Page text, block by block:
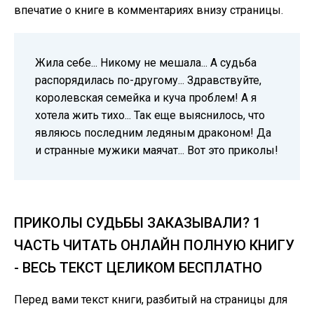
впечатие о книге в комментариях внизу страницы.
Жила себе... Никому не мешала... А судьба
распорядилась по-другому... Здравствуйте,
королевская семейка и куча проблем! А я
хотела жить тихо... Так еще выяснилось, что
являюсь последним ледяным драконом! Да
и странные мужики маячат... Вот это приколы!
ПРИКОЛЫ СУДЬБЫ ЗАКАЗЫВАЛИ? 1
ЧАСТЬ ЧИТАТЬ ОНЛАЙН ПОЛНУЮ КНИГУ
- ВЕСЬ ТЕКСТ ЦЕЛИКОМ БЕСПЛАТНО
Перед вами текст книги, разбитый на страницы для